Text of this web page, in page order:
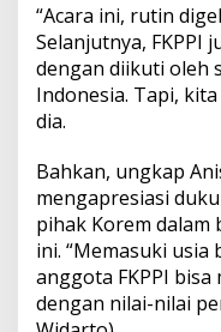
“Acara ini, rutin
Selanjutnya, FKPPI
dengan diikuti oleh
Indonesia. Tapi,
dia.
Bahkan, ungkap
mengapresiasi
pihak Korem dalam
ini. “Memasuki
anggota FKPPI
dengan nilai-nilai